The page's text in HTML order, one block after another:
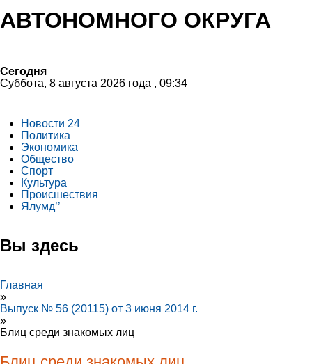
АВТОНОМНОГО ОКРУГА
Сегодня
Суббота, 8 августа 2026 года , 09:34
Новости 24
Политика
Экономика
Общество
Спорт
Культура
Происшествия
Ялумд’’
Вы здесь
Главная
»
Выпуск № 56 (20115) от 3 июня 2014 г.
»
Блиц среди знакомых лиц